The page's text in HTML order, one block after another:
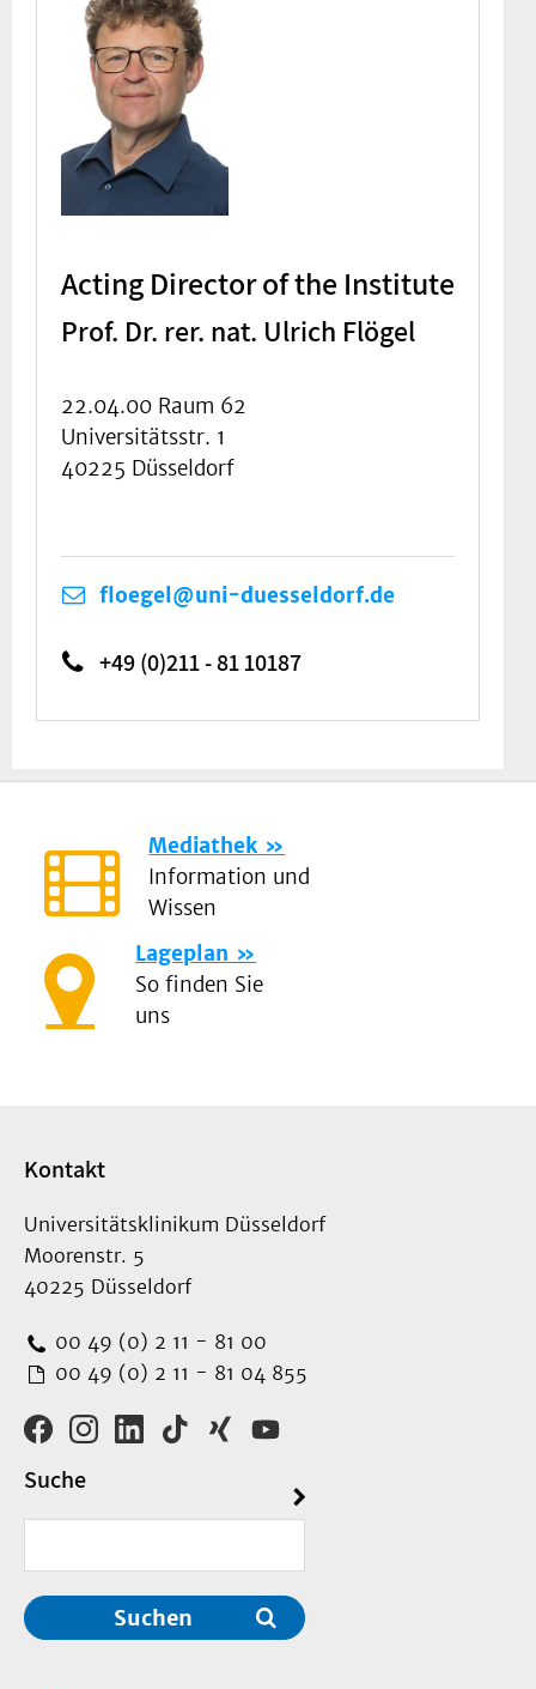
Acting Director of the Institute
Prof. Dr. rer. nat. Ulrich Flögel
22.04.00 Raum 62
Universitätsstr. 1
40225 Düsseldorf
floegel@uni-duesseldorf.de
+49 (0)211 - 81 10187
Mediathek
Information und
Wissen
Lageplan
So finden Sie
uns
Kontakt
Universitätsklinikum Düsseldorf
Moorenstr. 5
40225 Düsseldorf
00 49 (0) 2 11 - 81 00
00 49 (0) 2 11 - 81 04 855
Suche
Suchen